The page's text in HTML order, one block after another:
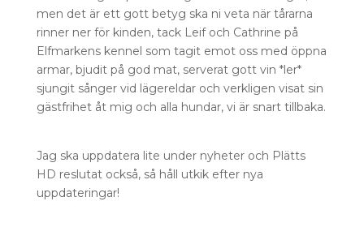
men det är ett gott betyg ska ni veta när tårarna
rinner ner för kinden, tack Leif och Cathrine på
Elfmarkens kennel som tagit emot oss med öppna
armar, bjudit på god mat, serverat gott vin *ler*
sjungit sånger vid lägereldar och verkligen visat sin
gästfrihet åt mig och alla hundar, vi är snart tillbaka.
Jag ska uppdatera lite under nyheter och Plätts
HD reslutat också, så håll utkik efter nya
uppdateringar!